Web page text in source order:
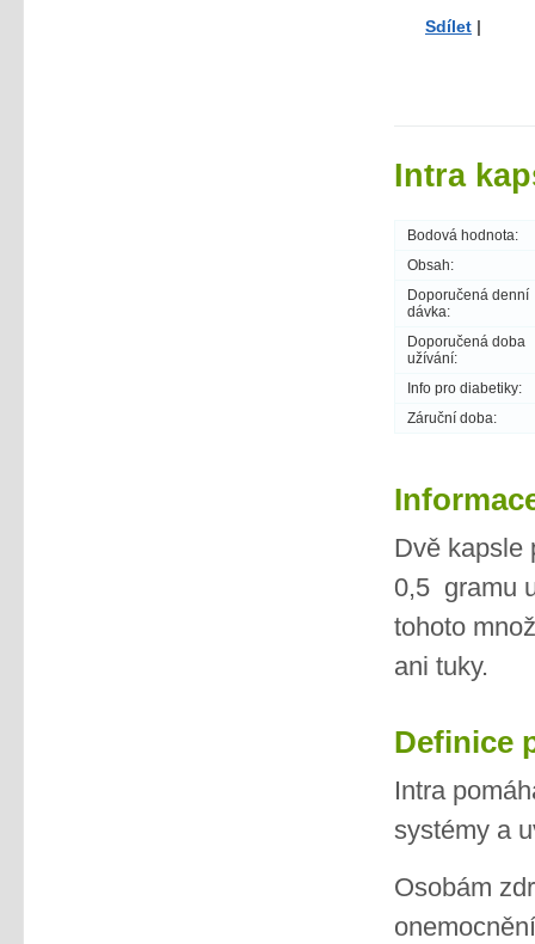
Sdílet
Intra
Bodová hodnota:
Obsah:
Doporučená denní
dávka:
Doporučená doba
užívání:
Info pro diabetiky:
Záruční doba:
Dvě kapsle
0,5 gramu
tohoto
ani tuky.
Definice
Intra
systémy a
Osobám